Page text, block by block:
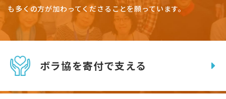
も多くの方が加わってくださることを願っています。
ボラ協を寄付で支える